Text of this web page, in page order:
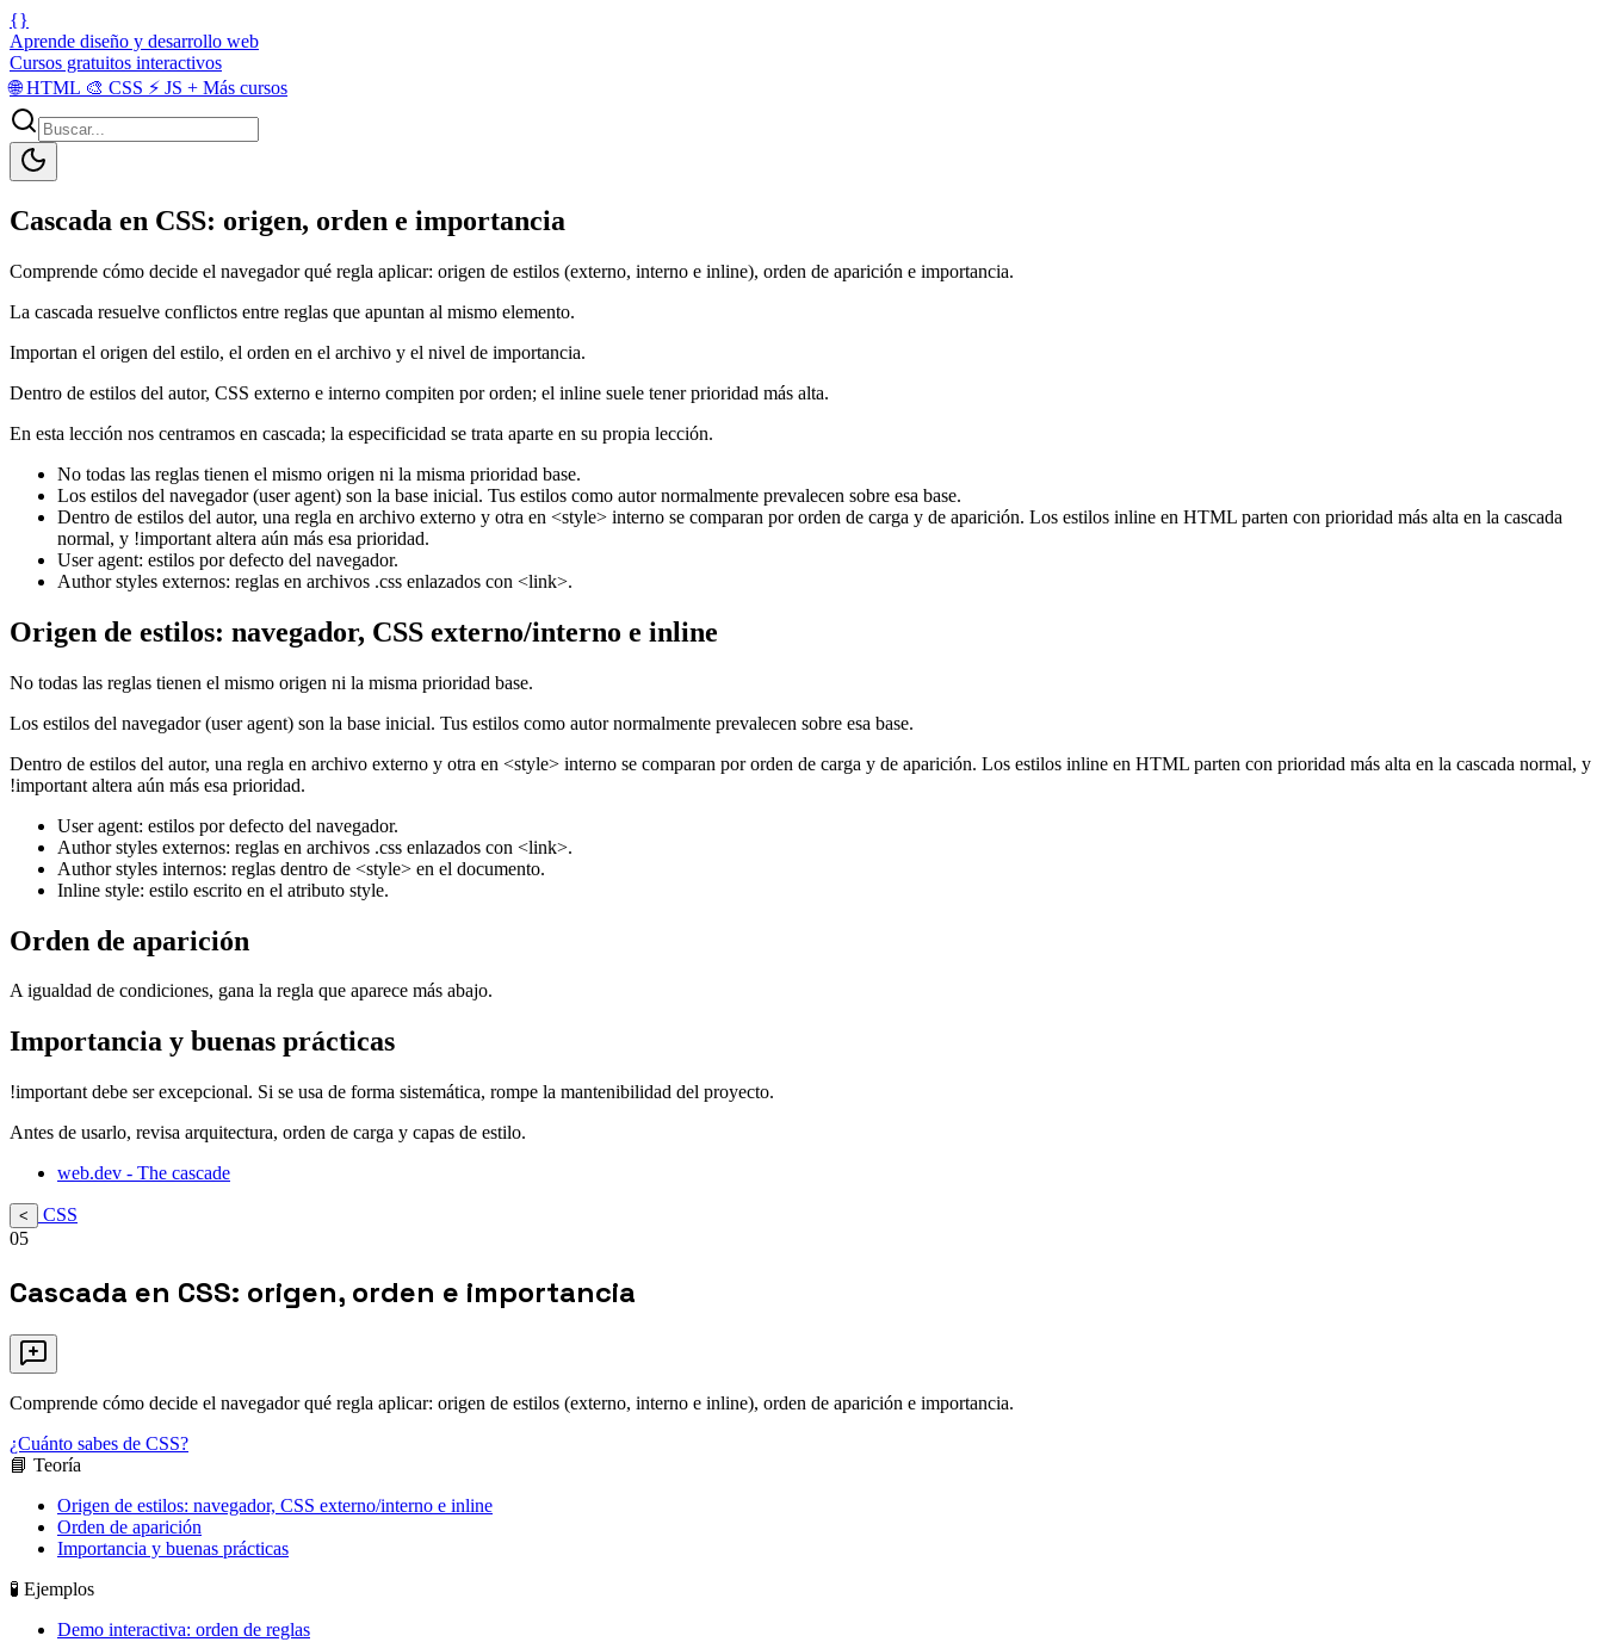
{}
Aprende diseño y desarrollo web
Cursos gratuitos interactivos
🌐HTML 🎨 CSS ⚡ JS + Más cursos
Cascada en CSS: origen, orden e importancia
Comprende cómo decide el navegador qué regla aplicar: origen de estilos (externo, interno e inline), orden de aparición e importancia.
La cascada resuelve conflictos entre reglas que apuntan al mismo elemento.
Importan el origen del estilo, el orden en el archivo y el nivel de importancia.
Dentro de estilos del autor, CSS externo e interno compiten por orden; el inline suele tener prioridad más alta.
En esta lección nos centramos en cascada; la especificidad se trata aparte en su propia lección.
No todas las reglas tienen el mismo origen ni la misma prioridad base.
Los estilos del navegador (user agent) son la base inicial. Tus estilos como autor normalmente prevalecen sobre esa base.
Dentro de estilos del autor, una regla en archivo externo y otra en <style> interno se comparan por orden de carga y de aparición. Los estilos inline en HTML parten con prioridad más alta en la cascada
normal, y !important altera aún más esa prioridad.
User agent: estilos por defecto del navegador.
Author styles externos: reglas en archivos .css enlazados con <link>.
Origen de estilos: navegador, CSS externo/interno e inline
No todas las reglas tienen el mismo origen ni la misma prioridad base.
Los estilos del navegador (user agent) son la base inicial. Tus estilos como autor normalmente prevalecen sobre esa base.
Dentro de estilos del autor, una regla en archivo externo y otra en <style> interno se comparan por orden de carga y de aparición. Los estilos inline en HTML parten con prioridad más alta en la cascada normal, y
!important altera aún más esa prioridad.
User agent: estilos por defecto del navegador.
Author styles externos: reglas en archivos .css enlazados con <link>.
Author styles internos: reglas dentro de <style> en el documento.
Inline style: estilo escrito en el atributo style.
Orden de aparición
A igualdad de condiciones, gana la regla que aparece más abajo.
Importancia y buenas prácticas
!important debe ser excepcional. Si se usa de forma sistemática, rompe la mantenibilidad del proyecto.
Antes de usarlo, revisa arquitectura, orden de carga y capas de estilo.
web.dev - The cascade
<
CSS
05
Cascada en CSS: origen, orden e importancia
Comprende cómo decide el navegador qué regla aplicar: origen de estilos (externo, interno e inline), orden de aparición e importancia.
¿Cuánto sabes de CSS?
📘 Teoría
Origen de estilos: navegador, CSS externo/interno e inline
Orden de aparición
Importancia y buenas prácticas
🧪 Ejemplos
Demo interactiva: orden de reglas